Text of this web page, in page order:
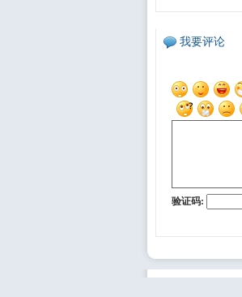
我要评论
验证码: